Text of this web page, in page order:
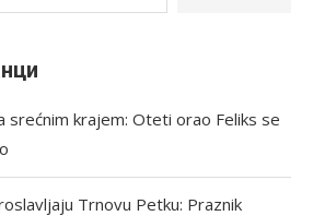
srećnim krajem: Oteti orao Feliks se
Trnovu Petku: Praznik